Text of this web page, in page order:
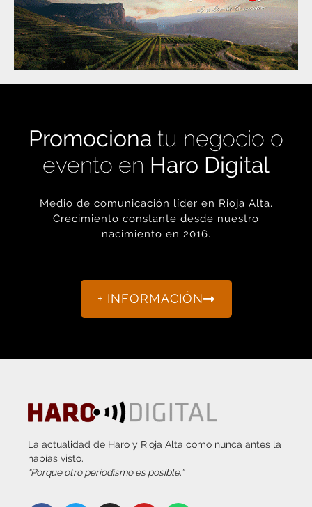
Promociona tu negocio o
evento en Haro Digital
Medio de comunicación líder en Rioja Alta.
Crecimiento constante desde nuestro
nacimiento en 2016.
+ INFORMACIÓN
La actualidad de Haro y Rioja Alta como nunca antes la
habías visto.
“Porque otro periodismo es posible.”